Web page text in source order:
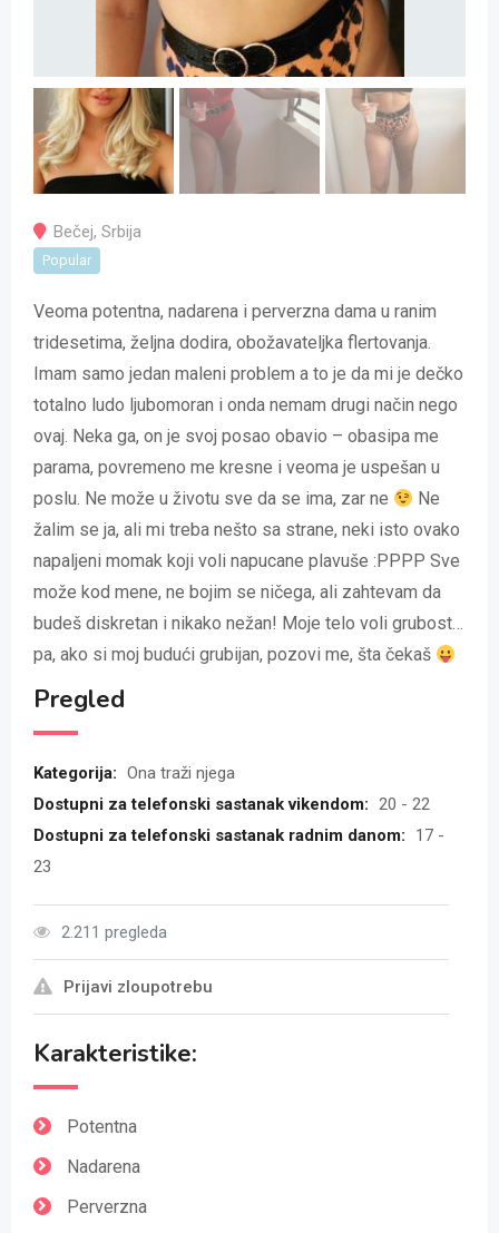
Bečej, Srbija
Popular
Veoma potentna, nadarena i perverzna dama u ranim
tridesetima, željna dodira, obožavateljka flertovanja.
Imam samo jedan maleni problem a to je da mi je dečko
totalno ludo ljubomoran i onda nemam drugi način nego
ovaj. Neka ga, on je svoj posao obavio – obasipa me
parama, povremeno me kresne i veoma je uspešan u
poslu. Ne može u životu sve da se ima, zar ne
Ne
žalim se ja, ali mi treba nešto sa strane, neki isto ovako
napaljeni momak koji voli napucane plavuše :PPPP Sve
može kod mene, ne bojim se ničega, ali zahtevam da
budeš diskretan i nikako nežan! Moje telo voli grubost…
pa, ako si moj budući grubijan, pozovi me, šta čekaš
Pregled
Kategorija: Ona traži njega
Dostupni za telefonski sastanak vikendom: 20 - 22
Dostupni za telefonski sastanak radnim danom:
17 -
23
2.211 pregleda
Prijavi zloupotrebu
Karakteristike:
Potentna
Nadarena
Perverzna